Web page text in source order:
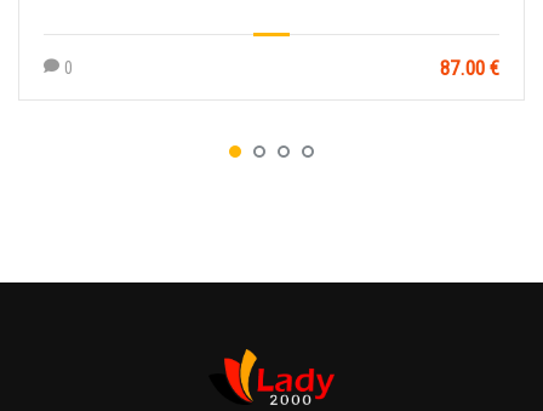
0 87.00 €